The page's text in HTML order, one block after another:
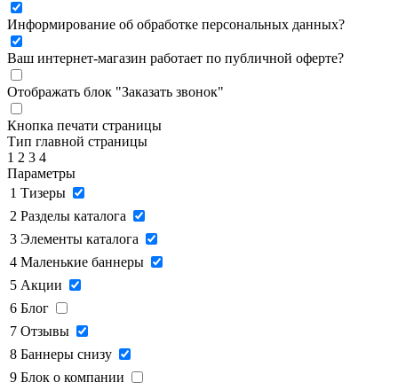
Информирование об обработке персональных данных?
Ваш интернет-магазин работает по публичной оферте?
Отображать блок "Заказать звонок"
Кнопка печати страницы
Тип главной страницы
1 2 3 4
Параметры
1 Тизеры
2 Разделы каталога
3 Элементы каталога
4 Маленькие баннеры
5 Акции
6 Блог
7 Отзывы
8 Баннеры снизу
9 Блок о компании